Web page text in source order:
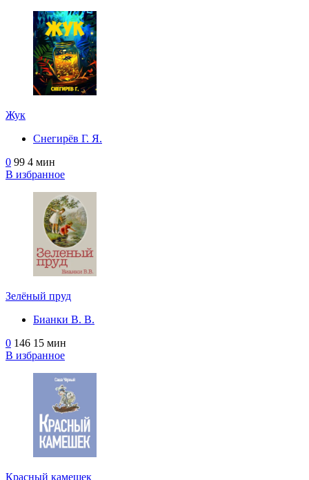
Жук
Снегирёв Г. Я.
0 99 4 мин
В избранное
Зелёный пруд
Бианки В. В.
0 146 15 мин
В избранное
Красный камешек